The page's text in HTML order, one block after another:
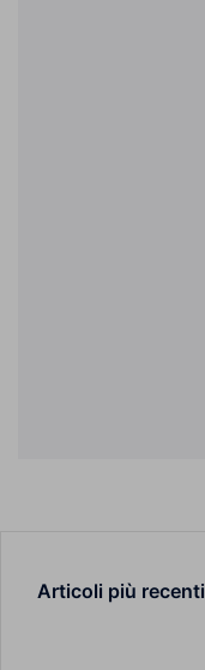
Articoli più recenti